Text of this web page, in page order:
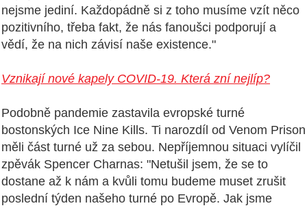
nejsme jediní. Každopádně si z toho musíme vzít něco
pozitivního, třeba fakt, že nás fanoušci podporují a
vědí, že na nich závisí naše existence."
Vznikají nové kapely COVID-19. Která zní nejlíp?
Podobně pandemie zastavila evropské turné
bostonských Ice Nine Kills. Ti narozdíl od Venom Prison
měli část turné už za sebou. Nepříjemnou situaci vylíčil
zpěvák Spencer Charnas: "Netušil jsem, že se to
dostane až k nám a kvůli tomu budeme muset zrušit
poslední týden našeho turné po Evropě. Jak jsme